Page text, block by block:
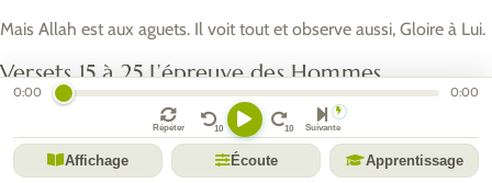
Mais Allah est aux aguets. Il voit tout et observe aussi, Gloire à Lui.
Versets 15 à 25 L’épreuve des Hommes
Dans ces passages de la sourate Al Fajr, Allah nous décrit l’épreuve
de l’homme. Il y a en arabe plusieurs mots différents pour
désigner l’épreuve, le test d’Allah. Il y a le mot “mtihan” qui veut
0:00 0:00
Suivante
Répéter
Affichage Écoute Apprentissage